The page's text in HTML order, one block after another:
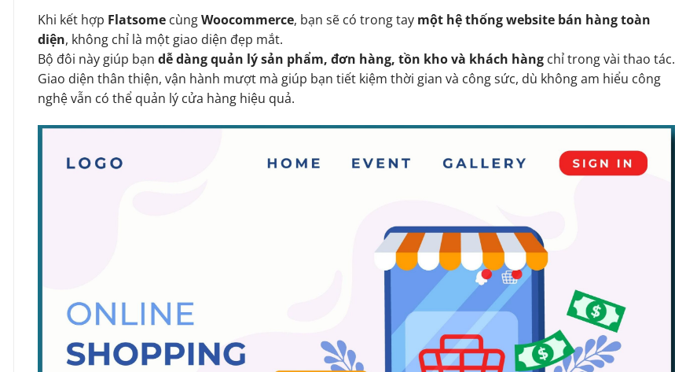
Khi kết hợp Flatsome cùngWoocommerce, bạn sẽ có trong tay một hệ thống website bán hàng toàn
diện, không chỉ là một giao diện đẹp mắt.
Bộ đôi này giúp bạn dễ dàng quản lý sản phẩm, đơn hàng, tồn kho và khách hàng chỉ trong vài thao tác.
Giao diện thân thiện, vận hành mượt mà giúp bạn tiết kiệm thời gian và công sức, dù không am hiểu công
nghệ vẫn có thể quản lý cửa hàng hiệu quả.